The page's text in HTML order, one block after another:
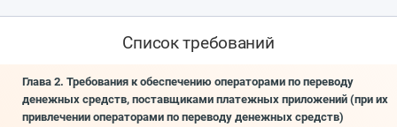
Список требований
Глава 2. Требования к обеспечению операторами по переводу
денежных средств, поставщиками платежных приложений (при их
привлечении операторами по переводу денежных средств)